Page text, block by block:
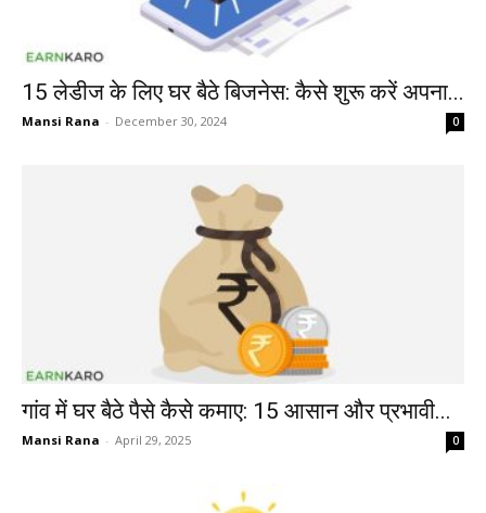
15 लेडीज के लिए घर बैठे बिजनेस: कैसे शुरू करें अपना...
Mansi Rana - December 30, 2024 0
गांव में घर बैठे पैसे कैसे कमाए: 15 आसान और प्रभावी...
Mansi Rana - April 29, 2025 0